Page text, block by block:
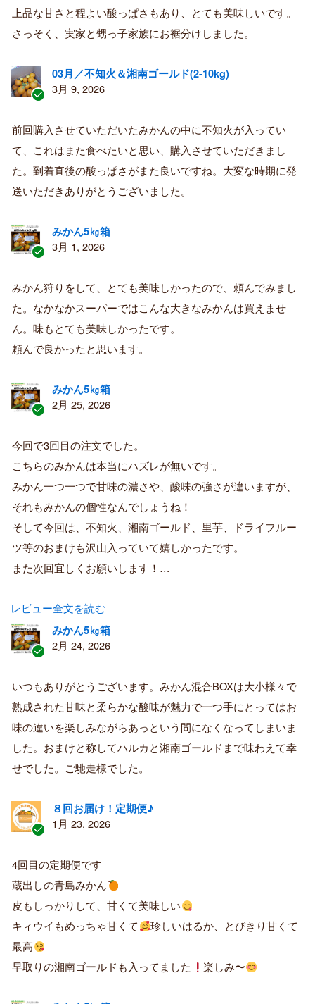
者
上品な甘さと程よい酸っぱさもあり、とても美味しいです。
さっそく、実家と甥っ子家族にお裾分けしました。
証
済
み
購
者
03月／不知火＆湘南ゴールド(2-10kg)
3月 9, 2026
前回購入させていただいたみかんの中に不知火が入ってい
て、これはまた食べたいと思い、購入させていただきまし
た。到着直後の酸っぱさがまた良いですね。大変な時期に発
送いただきありがとうございました。
証
済
み
購
者
みかん5㎏箱
3月 1, 2026
みかん狩りをして、とても美味しかったので、頼んでみまし
た。なかなかスーパーではこんな大きなみかんは買えませ
ん。味もとても美味しかったです。
頼んで良かったと思います。
証
済
み
購
者
みかん5㎏箱
2月 25, 2026
今回で3回目の注文でした。
こちらのみかんは本当にハズレが無いです。
みかん一つ一つで甘味の濃さや、酸味の強さが違いますが、
それもみかんの個性なんでしょうね！
そして今回は、不知火、湘南ゴールド、里芋、ドライフルー
ツ等のおまけも沢山入っていて嬉しかったです。
また次回宜しくお願いします！…
レビュー全文を読む
証
済
み
購
者
みかん5㎏箱
2月 24, 2026
いつもありがとうございます。みかん混合BOXは大小様々で
熟成された甘味と柔らかな酸味が魅力で一つ手にとってはお
味の違いを楽しみながらあっという間になくなってしまいま
した。おまけと称してハルカと湘南ゴールドまで味わえて幸
せでした。ご馳走様でした。
証
済
み
購
者
８回お届け！定期便♪
1月 23, 2026
4回目の定期便です
蔵出しの青島みかん
皮もしっかりして、甘くて美味しい
キィウイもめっちゃ甘くて
珍しいはるか、とびきり甘くて
最高
早取りの湘南ゴールドも入ってました
楽しみ〜